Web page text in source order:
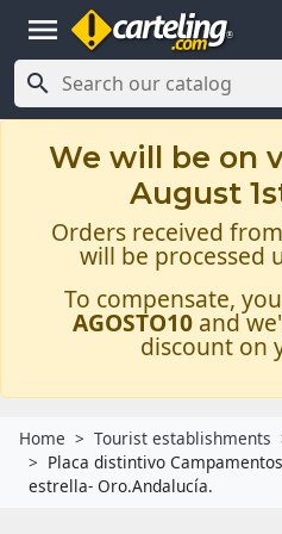
menu

We will be on
August
Orders received
will be processed
To compensate,
AGOSTO10and
discount on
Home Tourist establishments
Placa distintivo
estrella- Oro.Andalucía.